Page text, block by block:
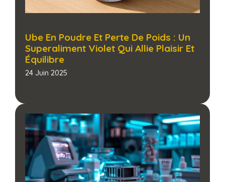
Ube En Poudre Et Perte De Poids : Un
Superaliment Violet Qui Allie Plaisir Et
Équilibre
24 Juin 2025